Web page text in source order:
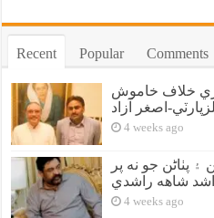
Recent Popular Comments
خلاف خاموش
اصغر آزاد
4 weeks ago
پٺاڻن جو نه پر
شاهه راشدي
4 weeks ago